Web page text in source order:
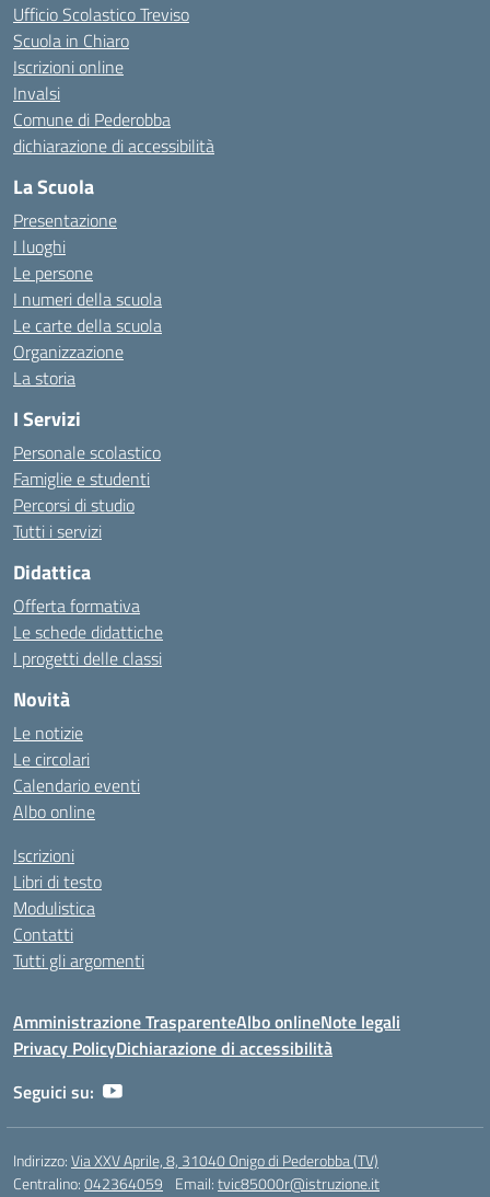
Ufficio Scolastico Treviso
Scuola in Chiaro
Iscrizioni online
Invalsi
Comune di Pederobba
dichiarazione di accessibilità
La Scuola
Presentazione
I luoghi
Le persone
I numeri della scuola
Le carte della scuola
Organizzazione
La storia
I Servizi
Personale scolastico
Famiglie e studenti
Percorsi di studio
Tutti i servizi
Didattica
Offerta formativa
Le schede didattiche
I progetti delle classi
Novità
Le notizie
Le circolari
Calendario eventi
Albo online
Iscrizioni
Libri di testo
Modulistica
Contatti
Tutti gli argomenti
Amministrazione TrasparenteAlbo onlineNote legali
Privacy PolicyDichiarazione di accessibilità
Seguici su:
Indirizzo:Via XXV Aprile, 8, 31040 Onigo di Pederobba (TV)
Centralino:042364059 Email:tvic85000r@istruzione.it